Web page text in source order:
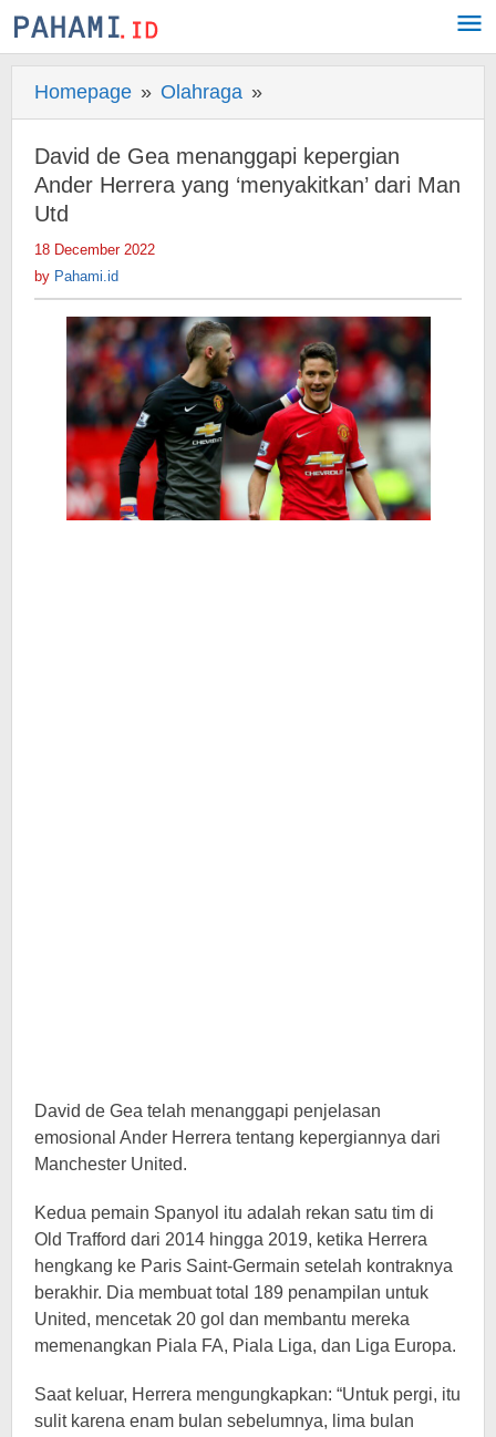
Skip
to
Homepage » Olahraga »
de
Gea
menanggapi
yang
'menyakitkan'
dari
Man
Utd
David de Gea menanggapi kepergian
Ander Herrera yang ‘menyakitkan’ dari Man
Utd
18 December 2022
by Pahami.id
David de Gea telah menanggapi penjelasan
emosional Ander Herrera tentang kepergiannya dari
Manchester United.
Kedua pemain Spanyol itu adalah rekan satu tim di
Old Trafford dari 2014 hingga 2019, ketika Herrera
hengkang ke Paris Saint-Germain setelah kontraknya
berakhir. Dia membuat total 189 penampilan untuk
United, mencetak 20 gol dan membantu mereka
memenangkan Piala FA, Piala Liga, dan Liga Europa.
Saat keluar, Herrera mengungkapkan: “Untuk pergi, itu
sulit karena enam bulan sebelumnya, lima bulan